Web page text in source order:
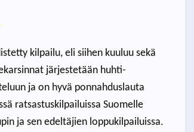
kilpailu, eli siihen kuuluu sekä
järjestetään huhti-
ja on hyvä ponnahduslauta
ratsastuskilpailuissa Suomelle
ja sen edeltäjien loppukilpailuissa.